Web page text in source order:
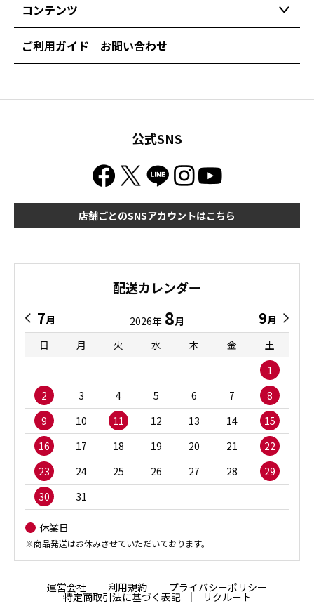
コンテンツ
ご利用ガイド｜お問い合わせ
公式SNS
店舗ごとのSNSアカウントはこちら
配送カレンダー
7月 2026年 8月 9月
日
月 火 水 木 金
土
1
2
3 4 5 6 7
8
9
10 11 12 13 14
15
16
17 18 19 20 21
22
23
24 25 26 27 28
29
30
31
休業日
※商品発送はお休みさせていただいております。
運営会社 利用規約 プライバシーポリシー
特定商取引法に基づく表記 リクルート